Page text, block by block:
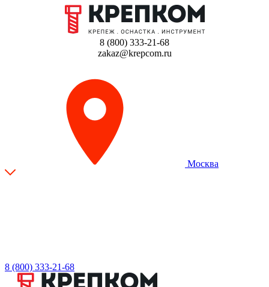
8 (800) 333-21-68
zakaz@krepcom.ru
Москва
8 (800) 333-21-68